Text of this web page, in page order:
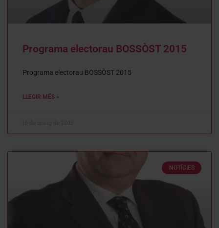
Programa electorau BOSSÒST 2015
Programa electorau BOSSÒST 2015
LLEGIR MÉS »
NOTÍCIES